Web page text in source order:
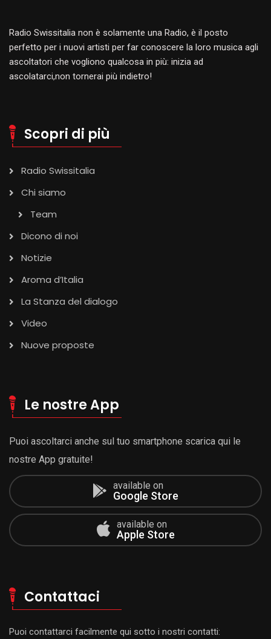
Radio Swissitalia non è solamente una Radio, è il posto
perfetto per i nuovi artisti per far conoscere la loro musica agli
ascoltatori che vogliono qualcosa in più: inizia ad
ascolatarci,non tornerai più indietro!
Scopri di più
Radio Swissitalia
Chi siamo
Team
Dicono di noi
Notizie
Aroma d’Italia
La Stanza del dialogo
Video
Nuove proposte
Le nostre App
Puoi ascoltarci anche sul tuo smartphone scarica qui le
nostre App gratuite!
available on
Google Store
available on
Apple Store
Contattaci
Puoi contattarci facilmente qui sotto i nostri contatti: